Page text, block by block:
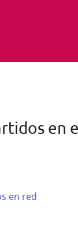
en
en red